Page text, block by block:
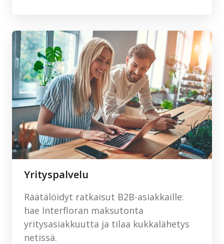
Yrityspalvelu
Räätälöidyt ratkaisut B2B-asiakkaille:
hae Interfloran maksutonta
yritysasiakkuutta ja tilaa kukkalähetys
netissä.